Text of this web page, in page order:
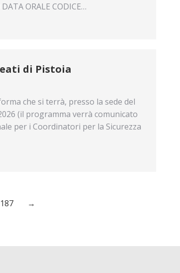
ORALE CODICE…
di Pistoia
che si terrà, presso la sede del
(il programma verrà comunicato
per i Coordinatori per la Sicurezza
187 →